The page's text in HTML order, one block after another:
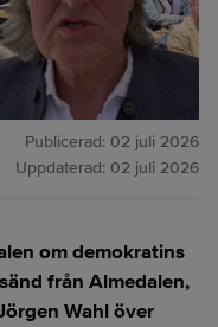
Publicerad: 02 juli 2026
Uppdaterad: 02 juli 2026
om demokratins
från Almedalen,
Wahl över